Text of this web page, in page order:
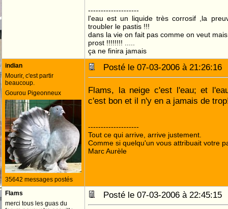
--------------------
l'eau est un liquide très corrosif ,la
troubler le pastis !!!
dans la vie on fait pas comme on veut
prost !!!!!!!! .....
ça ne finira jamais
indian
Mourir, c'est partir
beaucoup.
Gourou Pigeonneux
35642 messages postés
Posté le 07-03-2006 à
Flams, la neige c'est l'eau; et
c'est bon et il n'y en a jamais de
--------------------
Tout ce qui arrive, arrive justement.
Comme si quelqu'un vous attribuait votre
Marc Aurèle
Flams
merci tous les guas du
Posté le 07-03-2006 à